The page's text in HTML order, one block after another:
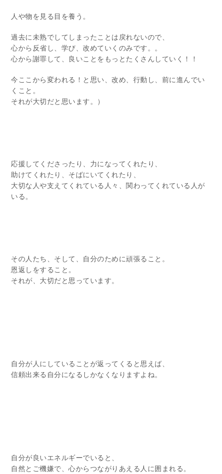
人や物を見る目を養う。
過去に未熟でしてしまったことは戻れないので、
心から反省し、学び、改めていくのみです。。
心から謝罪して、良いことをもっとたくさんしていく！！
今ここから変われる！と思い、改め、行動し、前に進んでい
くこと。
それが大切だと思います。）
応援してくださったり、力になってくれたり、
助けてくれたり、そばにいてくれたり、
大切な人や支えてくれている人々、関わってくれている人が
いる。
その人たち、そして、自分のために頑張ること。
恩返しをすること。
それが、大切だと思っています。
自分が人にしていることが返ってくると思えば、
信頼出来る自分になるしかなくなりますよね。
自分が良いエネルギーでいると、
自然とご機嫌で、心からつながりあえる人に囲まれる。